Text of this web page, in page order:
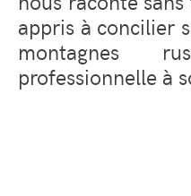
appris à concilier
montagnes
professionnelle à